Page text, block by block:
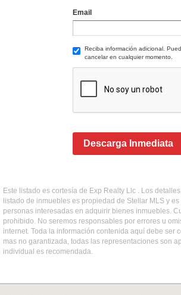
Email
Reciba información adicional.
cancelar en cualquier momento.
Descarga Inmediata
Este listado es cortesía de Exp Realty Llc . Los
listado de inmuebles es propiedad de Stellar MLS y
personas interesadas en adquirir bienes inmuebles.
prohibido. No seremos responsables por errores u
internet. Toda la información contenida aquí debe ser
mas no garantizada, todas las representaciones son
individual es recomendada.